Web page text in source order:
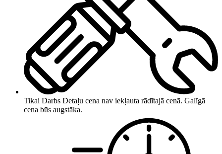
Tikai Darbs Detaļu cena nav iekļauta rādītajā cenā. Galīgā
cena būs augstāka.